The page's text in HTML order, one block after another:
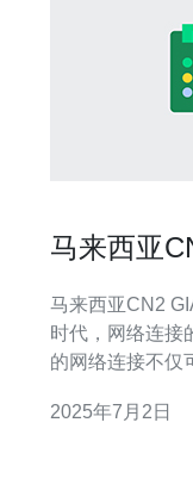
马来西亚
马来西亚CN2 GIA：
时代，网络连接
的网络连接不仅
接选择之一。 CN2 GIA是中国电信推出的一种网络连接服
2025年7月2日